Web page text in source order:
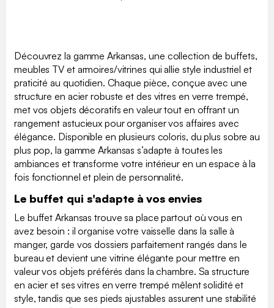
Découvrez la gamme Arkansas, une collection de buffets,
meubles TV et armoires/vitrines qui allie style industriel et
praticité au quotidien. Chaque pièce, conçue avec une
structure en acier robuste et des vitres en verre trempé,
met vos objets décoratifs en valeur tout en offrant un
rangement astucieux pour organiser vos affaires avec
élégance. Disponible en plusieurs coloris, du plus sobre au
plus pop, la gamme Arkansas s’adapte à toutes les
ambiances et transforme votre intérieur en un espace à la
fois fonctionnel et plein de personnalité.
Le buffet qui s'adapte à vos envies
Le buffet Arkansas trouve sa place partout où vous en
avez besoin : il organise votre vaisselle dans la salle à
manger, garde vos dossiers parfaitement rangés dans le
bureau et devient une vitrine élégante pour mettre en
valeur vos objets préférés dans la chambre. Sa structure
en acier et ses vitres en verre trempé mêlent solidité et
style, tandis que ses pieds ajustables assurent une stabilité